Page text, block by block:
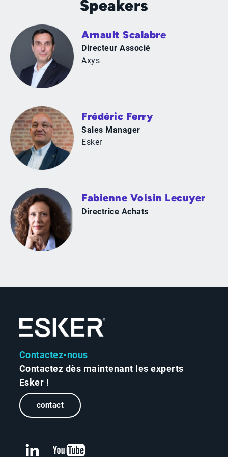
Speakers
Arnault Scalabre
Directeur Associé
Axys
Frédéric Ferry
Sales Manager
Esker
Fabienne Voisin Lecuyer
Directrice Achats
Contactez-nous
Contactez dès maintenant les experts
Esker !
contact